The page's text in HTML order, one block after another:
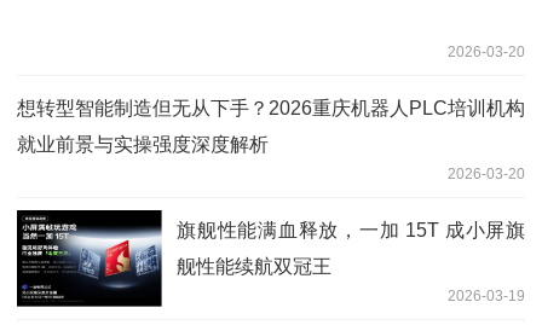
2026-03-20
想转型智能制造但无从下手？2026重庆机器人PLC培训机构
就业前景与实操强度深度解析
2026-03-20
旗舰性能满血释放，一加 15T 成小屏旗
舰性能续航双冠王
2026-03-19